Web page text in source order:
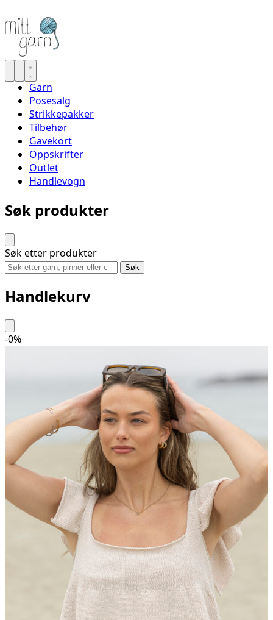
Garn
Posesalg
Strikkepakker
Tilbehør
Gavekort
Oppskrifter
Outlet
Handlevogn
Søk produkter
Søk etter produkter
Søk
Handlekurv
-0%